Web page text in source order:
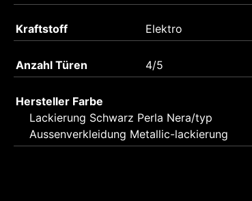
Kraftstoff Elektro
Anzahl Türen 4/5
Hersteller Farbe
Lackierung Schwarz Perla Nera/typ
Aussenverkleidung Metallic-lackierung